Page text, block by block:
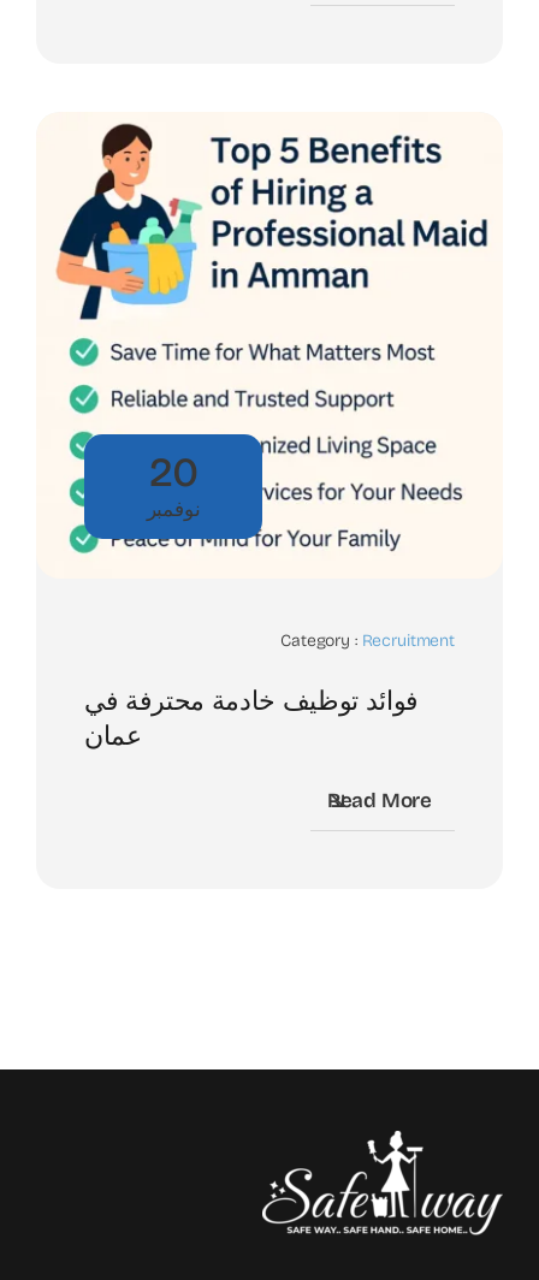
20
نوفمبر
Category : Recruitment
فوائد توظيف خادمة محترفة في
عمان
Read More